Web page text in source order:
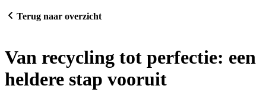
Terug naar overzicht
Van recycling tot perfectie: een
heldere stap vooruit